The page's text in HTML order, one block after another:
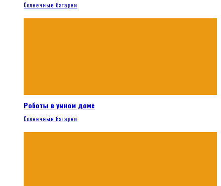
Солнечные батареи
Роботы в умном доме
Солнечные батареи